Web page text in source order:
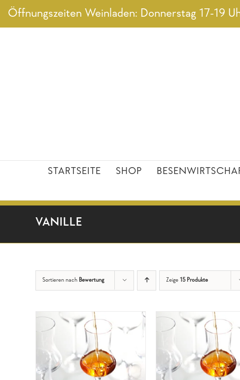
Zum
STARTSEITE SHOP
VANILLE
Sortieren nach Bewertung Zeige 15 Produkte
Öffnungszeiten Weinladen: Donnerstag 17-19